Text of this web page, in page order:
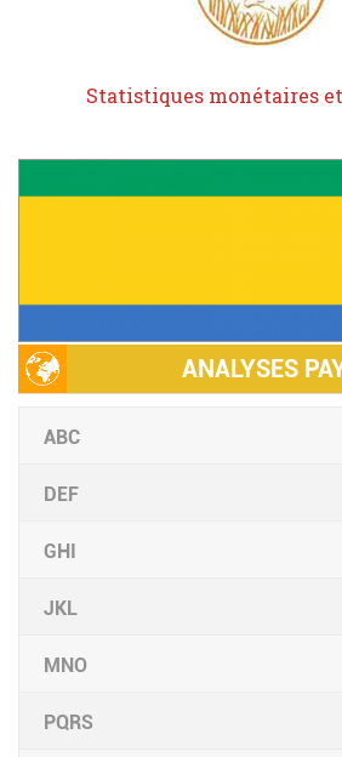
Statistiques monétaires
ANALYSES
ABC
DEF
GHI
JKL
MNO
PQRS